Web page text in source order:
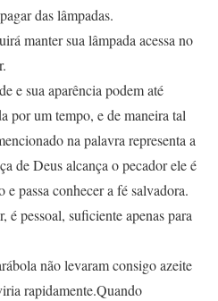
das lâmpadas.
manter sua lâmpada acessa no
e sua aparência podem até
por um tempo, e de maneira tal
na palavra representa a
de Deus alcança o pecador ele é
passa conhecer a fé salvadora.
é pessoal, suficiente apenas para
não levaram consigo azeite
rapidamente.Quando